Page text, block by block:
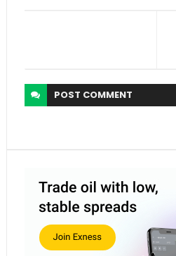
POST COMMENT